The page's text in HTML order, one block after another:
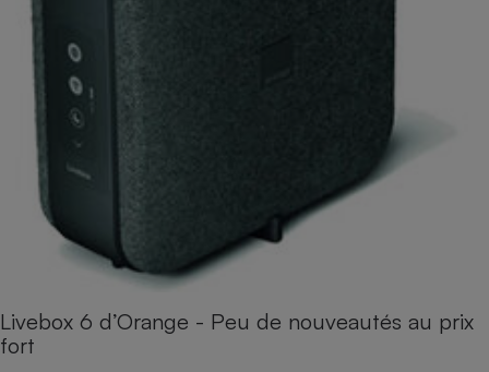
Livebox 6 d’Orange - Peu de nouveautés au prix
fort